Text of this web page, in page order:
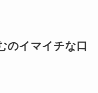
のイマイチな口